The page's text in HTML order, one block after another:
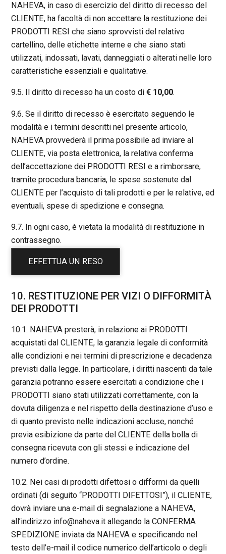
NAHEVA, in caso di esercizio del diritto di recesso del
CLIENTE, ha facoltà di non accettare la restituzione dei
PRODOTTI RESI che siano sprovvisti del relativo
cartellino, delle etichette interne e che siano stati
utilizzati, indossati, lavati, danneggiati o alterati nelle loro
caratteristiche essenziali e qualitative.
9.5. Il diritto di recesso ha un costo di€ 10,00.
9.6. Se il diritto di recesso è esercitato seguendo le
modalità e i termini descritti nel presente articolo,
NAHEVA provvederà il prima possibile ad inviare al
CLIENTE, via posta elettronica, la relativa conferma
dell’accettazione dei PRODOTTI RESI e a rimborsare,
tramite procedura bancaria, le spese sostenute dal
CLIENTE per l’acquisto di tali prodotti e per le relative, ed
eventuali, spese di spedizione e consegna.
9.7. In ogni caso, è vietata la modalità di restituzione in
contrassegno.
EFFETTUA UN RESO
10. RESTITUZIONE PER VIZI O DIFFORMITÀ
DEI PRODOTTI
10.1. NAHEVA presterà, in relazione ai PRODOTTI
acquistati dal CLIENTE, la garanzia legale di conformità
alle condizioni e nei termini di prescrizione e decadenza
previsti dalla legge. In particolare, i diritti nascenti da tale
garanzia potranno essere esercitati a condizione che i
PRODOTTI siano stati utilizzati correttamente, con la
dovuta diligenza e nel rispetto della destinazione d’uso e
di quanto previsto nelle indicazioni accluse, nonché
previa esibizione da parte del CLIENTE della bolla di
consegna ricevuta con gli stessi e indicazione del
numero d’ordine.
10.2. Nei casi di prodotti difettosi o difformi da quelli
ordinati (di seguito “PRODOTTI DIFETTOSI”), il CLIENTE,
dovrà inviare una e-mail di segnalazione a NAHEVA,
all’indirizzo info@naheva.it allegando la CONFERMA
SPEDIZIONE inviata da NAHEVA e specificando nel
testo dell’e-mail il codice numerico dell’articolo o degli